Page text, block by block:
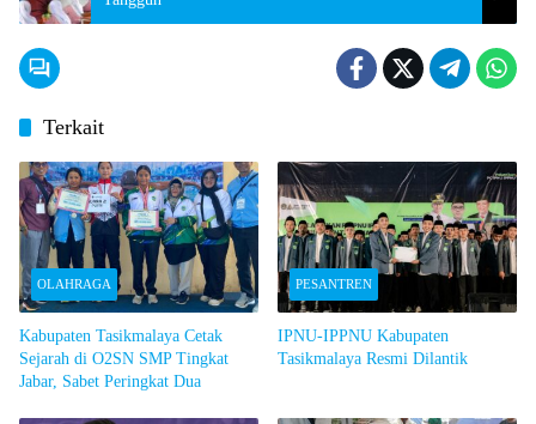
Terkait
OLAHRAGA
Kabupaten Tasikmalaya Cetak
Sejarah di O2SN SMP Tingkat
Jabar, Sabet Peringkat Dua ​
PESANTREN
IPNU-IPPNU Kabupaten
Tasikmalaya Resmi Dilantik